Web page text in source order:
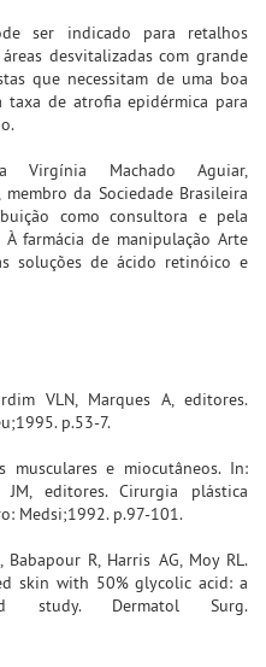
ser indicado para retalhos
desvitalizadas com grande
que necessitam de uma boa
taxa de atrofia epidérmica para
Machado Aguiar,
da Sociedade Brasileira
como consultora e pela
farmácia de manipulação Arte
soluções de ácido retinóico e
VLN, Marques A, editores.
p.53-7.
musculares e miocutâneos. In:
editores. Cirurgia plástica
Medsi;1992. p.97-101.
R, Harris AG, Moy RL.
skin with 50% glycolic acid: a
study. Dermatol Surg.